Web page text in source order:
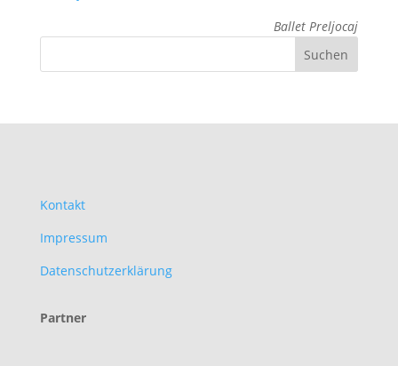
Ballet Preljocaj
Kontakt
Impressum
Datenschutzerklärung
Partner